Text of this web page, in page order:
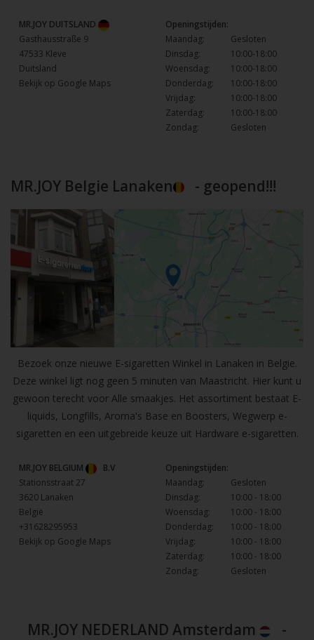
MR.JOY DUITSLAND
Gasthausstraße 9
47533 Kleve
Duitsland
Bekijk op Google Maps
Openingstijden:
Maandag:
Gesloten
Dinsdag:
10:00-18:00
Woensdag:
10:00-18:00
Donderdag:
10:00-18:00
Vrijdag:
10:00-18:00
Zaterdag:
10:00-18:00
Zondag:
Gesloten
MR.JOY Belgie Lanaken - geopend!!!
Bezoek onze nieuwe E-sigaretten Winkel in Lanaken in Belgie.
Deze winkel ligt nog geen 5 minuten van Maastricht. Hier kunt u
gewoon terecht voor Alle smaakjes. Het assortiment bestaat E-
liquids, Longfills, Aroma's Base en Boosters, Wegwerp e-
sigaretten en een uitgebreide keuze uit Hardware e-sigaretten.
MR.JOY BELGIUM
B.V
Stationsstraat 27
3620 Lanaken
België
+31628295953
Bekijk op Google Maps
Openingstijden:
Maandag:
Gesloten
Dinsdag:
10:00 - 18:00
Woensdag:
10:00 - 18:00
Donderdag:
10:00 - 18:00
Vrijdag:
10:00 - 18:00
Zaterdag:
10:00 - 18:00
Zondag:
Gesloten
MR.JOY NEDERLAND Amsterdam
-